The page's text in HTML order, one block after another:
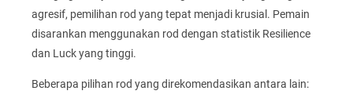
agresif, pemilihan rod yang tepat menjadi krusial. Pemain
disarankan menggunakan rod dengan statistik Resilience
dan Luck yang tinggi.
Beberapa pilihan rod yang direkomendasikan antara lain: